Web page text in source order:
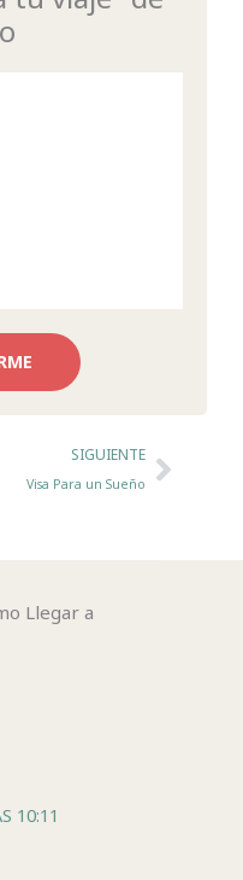
SIGUIENTE
Visa Para un Sueño
Llegar a
10:11